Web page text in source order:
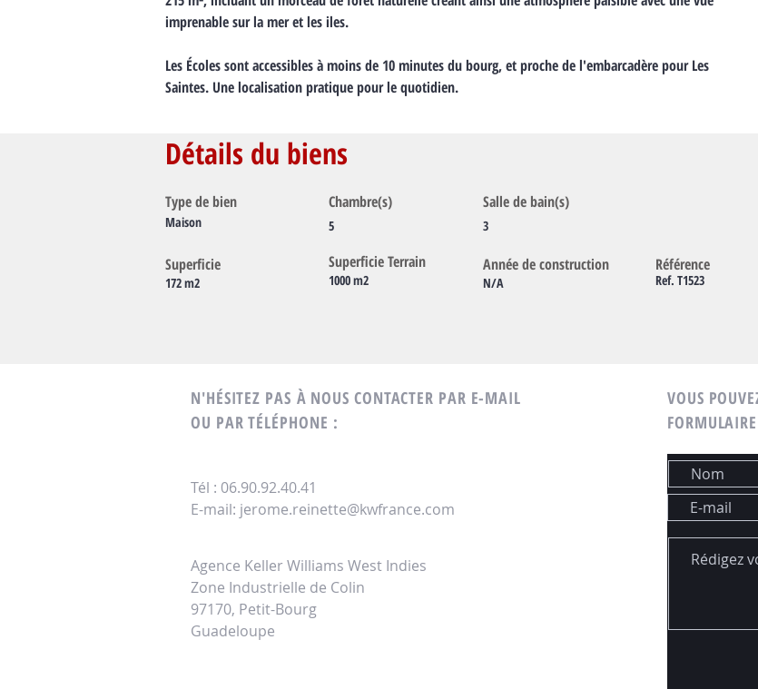
imprenable sur la mer et les iles.
Les Écoles sont accessibles à moins de 10 minutes du bourg, et proche de l'embarcadère pour Les
Saintes. Une localisation pratique pour le quotidien.
Détails du biens
Type de bien
Maison
Chambre(s)
5
Salle de bain(s)
3
Superficie
172 m2
Année de construction
N/A
Référence
Ref. T1523
Superficie Terrain
1000 m2
N'HÉSITEZ PAS À NOUS CONTACTER PAR E-MAIL
OU PAR TÉLÉPHONE :
VOUS
Tél : 06.90.92.40.41
E-mail: jerome.reinette@kwfrance.com
Agence Keller Williams West Indies
Zone Industrielle de Colin
97170, Petit-Bourg
Guadeloupe